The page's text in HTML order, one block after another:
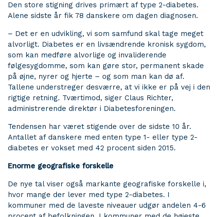
Den store stigning drives primært af type 2-diabetes.
Alene sidste år fik 78 danskere om dagen diagnosen.
– Det er en udvikling, vi som samfund skal tage meget
alvorligt. Diabetes er en livsændrende kronisk sygdom,
som kan medføre alvorlige og invaliderende
følgesygdomme, som kan gøre stor, permanent skade
på øjne, nyrer og hjerte – og som man kan dø af.
Tallene understreger desværre, at vi ikke er på vej i den
rigtige retning. Tværtimod, siger Claus Richter,
administrerende direktør i Diabetesforeningen.
Tendensen har været stigende over de sidste 10 år.
Antallet af danskere med enten type 1- eller type 2-
diabetes er vokset med 42 procent siden 2015.
Enorme geografiske forskelle
De nye tal viser også markante geografiske forskelle i,
hvor mange der lever med type 2-diabetes. I
kommuner med de laveste niveauer udgør andelen 4-6